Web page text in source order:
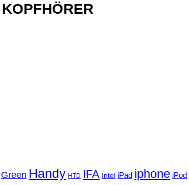
Green Handy HTD IFA Intel iPad iphone iPod